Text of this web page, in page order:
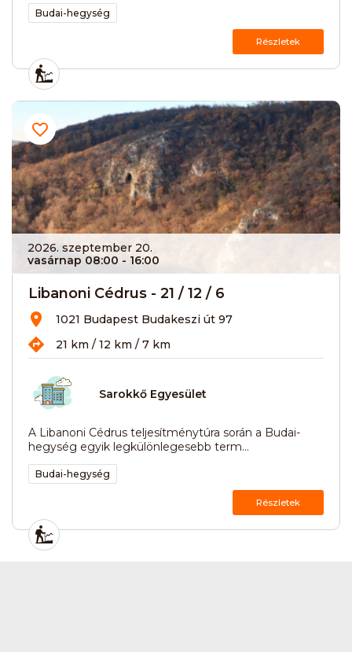
Budai-hegység
Részletek
2026. szeptember 20.
vasárnap 08:00 - 16:00
Libanoni Cédrus - 21 / 12 / 6
1021 Budapest Budakeszi út 97
21 km / 12 km / 7 km
Sarokkő Egyesület
A Libanoni Cédrus teljesítménytúra során a Budai-
hegység egyik legkülönlegesebb term...
Budai-hegység
Részletek